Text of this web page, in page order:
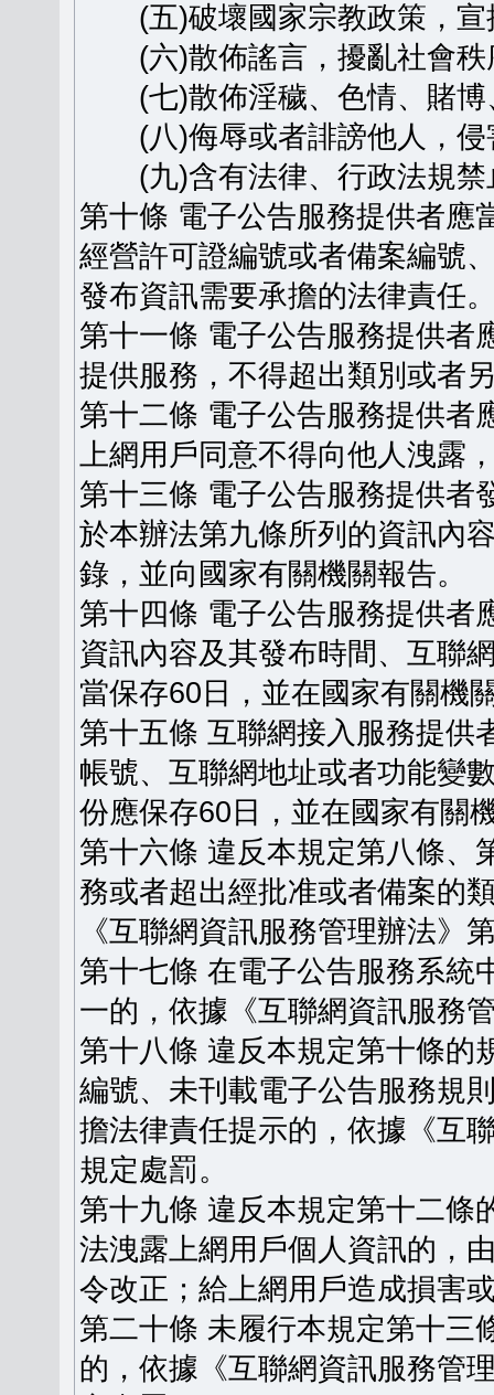
(五)破壞國家宗教政策，宣
(六)散佈謠言，擾亂社會秩
(七)散佈淫穢、色情、賭博
(八)侮辱或者誹謗他人，侵
(九)含有法律、行政法規禁
第十條 電子公告服務提供者應
經營許可證編號或者備案編號
發布資訊需要承擔的法律責任
第十一條 電子公告服務提供者
提供服務，不得超出類別或者
第十二條 電子公告服務提供者
上網用戶同意不得向他人洩露
第十三條 電子公告服務提供者
於本辦法第九條所列的資訊內
錄，並向國家有關機關報告。
第十四條 電子公告服務提供者
資訊內容及其發布時間、互聯
當保存60日，並在國家有關機
第十五條 互聯網接入服務提供
帳號、互聯網地址或者功能變
份應保存60日，並在國家有關
第十六條 違反本規定第八條、
務或者超出經批准或者備案的
《互聯網資訊服務管理辦法》
第十七條 在電子公告服務系統
一的，依據《互聯網資訊服務
第十八條 違反本規定第十條的
編號、未刊載電子公告服務規
擔法律責任提示的，依據《互
規定處罰。
第十九條 違反本規定第十二條
法洩露上網用戶個人資訊的，
令改正；給上網用戶造成損害
第二十條 未履行本規定第十三
的，依據《互聯網資訊服務管